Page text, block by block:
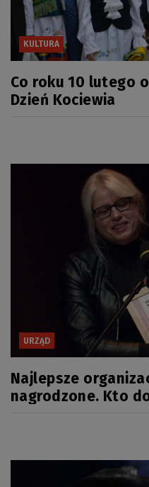
KULTURA
Co roku 10 lutego
Dzień Kociewia
URZĄD
Najlepsze
nagrodzone. Kto